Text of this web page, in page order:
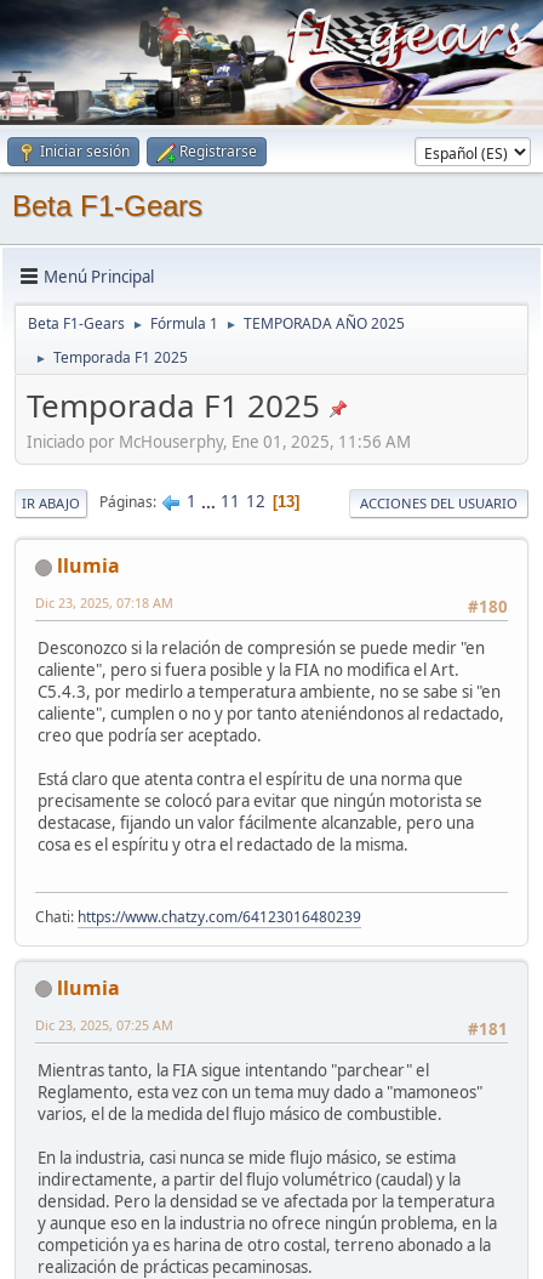
Iniciar sesión Registrarse
Beta F1-Gears
Menú Principal
Beta F1-Gears ► Fórmula 1 ► TEMPORADA AÑO 2025
► Temporada F1 2025
Temporada F1 2025
Iniciado por McHouserphy, Ene 01, 2025, 11:56 AM
IR ABAJO Páginas 1 ... 11 12 13 ACCIONES DEL USUARIO
llumia
#180
Dic 23, 2025, 07:18 AM
Desconozco si la relación de compresión se puede medir "en
caliente", pero si fuera posible y la FIA no modifica el Art.
C5.4.3, por medirlo a temperatura ambiente, no se sabe si "en
caliente", cumplen o no y por tanto ateniéndonos al redactado,
creo que podría ser aceptado.
Está claro que atenta contra el espíritu de una norma que
precisamente se colocó para evitar que ningún motorista se
destacase, fijando un valor fácilmente alcanzable, pero una
cosa es el espíritu y otra el redactado de la misma.
Chati: https://www.chatzy.com/64123016480239
llumia
#181
Dic 23, 2025, 07:25 AM
Mientras tanto, la FIA sigue intentando "parchear" el
Reglamento, esta vez con un tema muy dado a "mamoneos"
varios, el de la medida del flujo másico de combustible.
En la industria, casi nunca se mide flujo másico, se estima
indirectamente, a partir del flujo volumétrico (caudal) y la
densidad. Pero la densidad se ve afectada por la temperatura
y aunque eso en la industria no ofrece ningún problema, en la
competición ya es harina de otro costal, terreno abonado a la
realización de prácticas pecaminosas.